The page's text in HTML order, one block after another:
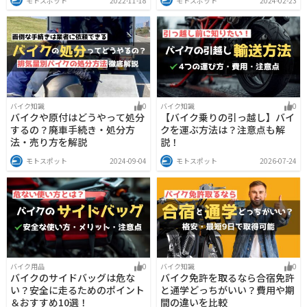
バイク知識 0
バイクや原付はどうやって処分
するの？廃車手続き・処分方
法・売り方を解説
モトスポット 2024-09-04
バイク知識 0
【バイク乗りの引っ越し】バイ
クを運ぶ方法は？注意点も解
説！
モトスポット 2026-07-24
バイク用品 0
バイクのサイドバッグは危な
い？安全に走るためのポイント
＆おすすめ10選！
バイク知識 0
バイク免許を取るなら合宿免許
と通学どっちがいい？費用や期
間の違いを比較